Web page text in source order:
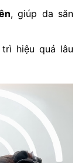
, giúp da săn
hiệu quả lâu